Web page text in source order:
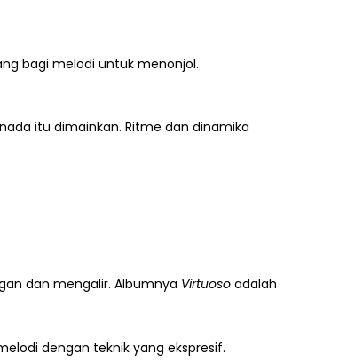
bagi melodi untuk menonjol.
nada itu dimainkan. Ritme dan dinamika
dan mengalir. Albumnya Virtuoso adalah
dengan teknik yang ekspresif.